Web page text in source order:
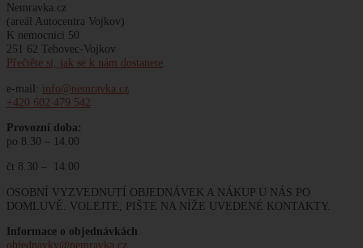
Nemravka.cz
(areál Autocentra Vojkov)
K nemocnici 50
251 62 Tehovec-Vojkov
Přečtěte si, jak se k nám dostanete.
e-mail: info@nemravka.cz
+420 602 479 542
Provozní doba:
po 8.30 – 14.00
čt 8.30 – 14.00
OSOBNÍ VYZVEDNUTÍ OBJEDNÁVEK A NÁKUP U NÁS PO
DOMLUVĚ. VOLEJTE, PIŠTE NA NÍŽE UVEDENÉ KONTAKTY.
Informace o objednávkách
objednavky@nemravka.cz